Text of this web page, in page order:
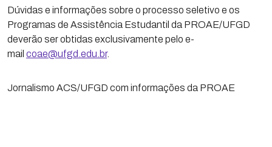
Dúvidas e informações sobre o processo seletivo e os
Programas de Assistência Estudantil da PROAE/UFGD
deverão ser obtidas exclusivamente pelo e-
mail coae@ufgd.edu.br.
Jornalismo ACS/UFGD com informações da PROAE